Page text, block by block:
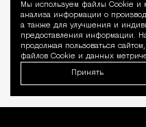
Мы используем файлы Сookie и
анализа информации о
а также для улучшения и
предоставления информации.
продолжая пользоваться
файлов Cookie и данных
Принять